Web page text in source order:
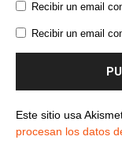
Recibir un email
Recibir un email
Este sitio usa
procesan los datos